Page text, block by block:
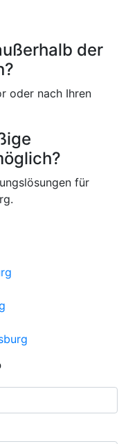
der
oder nach Ihren
für